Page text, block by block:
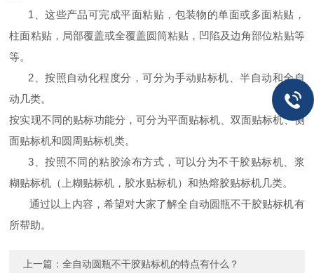
1、这些产品可完成平面粘贴，包装物的单面或多面粘贴，
柱面粘贴，局部覆盖或全覆盖圆筒粘贴，凹陷及边角部位粘贴等
等。
2、按照自动化程度分，可分为手动贴标机、半自动和全自
动几类。
按实现不同的贴标功能分，可分为平面贴标机、双面贴标机、侧
面贴标机和圆周贴标机类。
3、按照不同的粘胶涂布方式，可以分为不干胶贴标机、浆
糊贴标机（上糊贴标机，胶水贴标机）和热熔胶贴标机几类。
通过以上内容，希望对大家了解全自动圆瓶不干胶贴标机有
所帮助。
上一篇：全自动圆瓶不干胶贴标机的特点有什么？